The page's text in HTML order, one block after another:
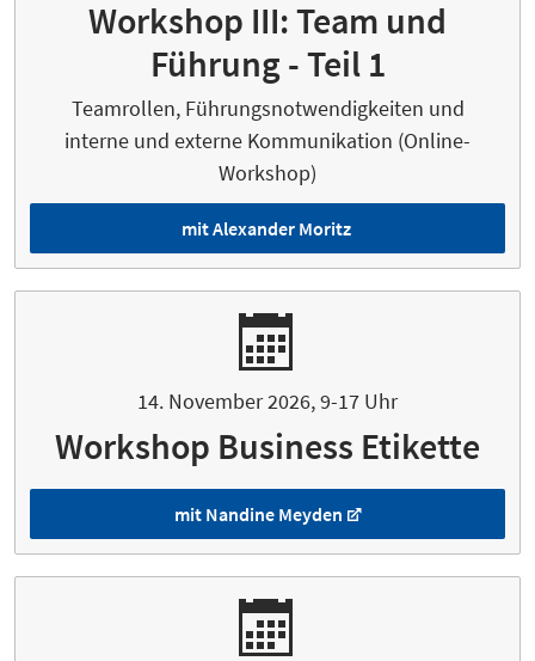
Workshop III: Team und
Führung - Teil 1
Teamrollen, Führungsnotwendigkeiten und
interne und externe Kommunikation (Online-
Workshop)
mit Alexander Moritz
14. November 2026, 9-17 Uhr
Workshop Business Etikette
mit Nandine Meyden